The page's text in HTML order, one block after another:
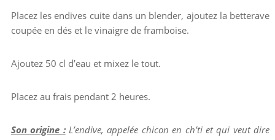
Placez les endives cuite dans un blender, ajoutez la betterave
coupée en dés et le vinaigre de framboise.
Ajoutez 50 cl d’eau et mixez le tout.
Placez au frais pendant 2 heures.
Son origine : L’endive, appelée chicon en ch’ti et qui veut dire